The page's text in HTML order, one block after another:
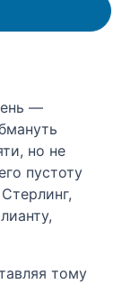
—
но не
пустоту
тому